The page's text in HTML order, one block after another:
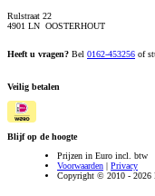
Rulstraat 22
4901 LN OOSTERHOUT
Heeft u vragen? Bel 0162-453256 of
Veilig betalen
Blijf op de hoogte
Prijzen in Euro incl. btw
Voorwaarden | Privacy
Copyright © 2010 - 2026